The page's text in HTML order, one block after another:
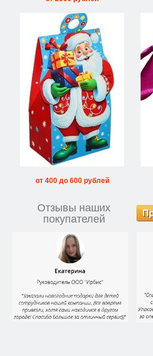
от 400 до 600 рублей
Отзывы наших
покупателей